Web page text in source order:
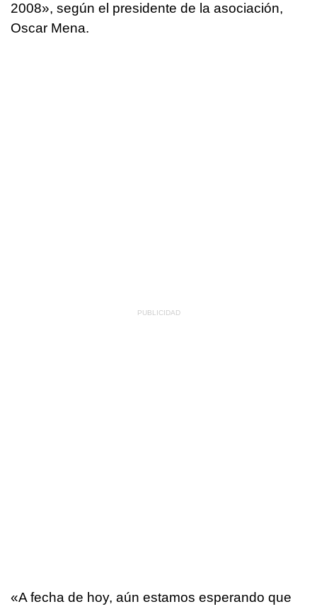
2008», según el presidente de la asociación,
Oscar Mena.
«A fecha de hoy, aún estamos esperando que